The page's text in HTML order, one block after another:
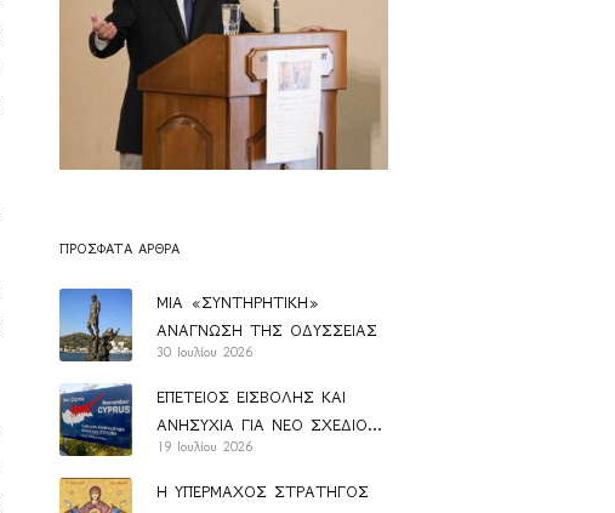
ΠΡΌΣΦΑΤΑ ΆΡΘΡΑ
ΜΙΑ «ΣΥΝΤΗΡΗΤΙΚΗ»
ΑΝΑΓΝΩΣΗ ΤΗΣ ΟΔΥΣΣΕΙΑΣ
30 Ιουλίου 2026
ΕΠΕΤΕΙΟΣ ΕΙΣΒΟΛΗΣ ΚΑΙ
ΑΝΗΣΥΧΙΑ ΓΙΑ ΝΕΟ ΣΧΕΔΙΟ
ΑΝΑΝ
19 Ιουλίου 2026
Η ΥΠΕΡΜΑΧΟΣ ΣΤΡΑΤΗΓΟΣ